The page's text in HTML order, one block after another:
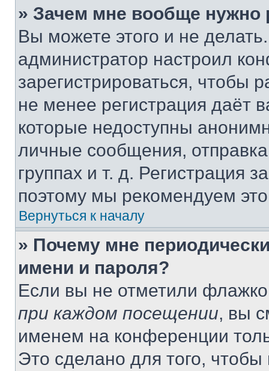
» Зачем мне вообще нужно
Вы можете этого и не
администратор настроил
зарегистрироваться, чтобы
не менее регистрация даёт
которые недоступны
личные сообщения,
группах и т. д. Регистрация
поэтому мы рекомендуем
Вернуться к началу
» Почему мне
имени и пароля?
Если вы не отметили
при каждом посещении, вы
именем на конференции
Это сделано для того, чтобы